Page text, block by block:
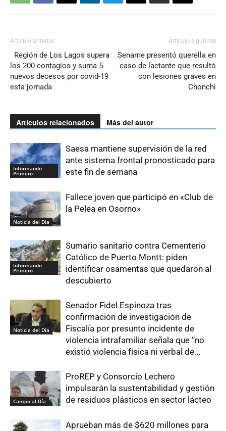
Artículo anterior
Región de Los Lagos supera
los 200 contagios y suma 5
nuevos decesos por covid-19
esta jornada
Artículo siguiente
Sename presentó querella en
caso de lactante que resultó
con lesiones graves en
Chonchi
Artículos relacionados Más del autor
Informando
Primero
Saesa mantiene supervisión de la red
ante sistema frontal pronosticado para
este fin de semana
Noticia del Día
Fallece joven que participó en «Club de
la Pelea en Osorno»
Informando
Primero
Sumario sanitario contra Cementerio
Católico de Puerto Montt: piden
identificar osamentas que quedaron al
descubierto
Noticia del Día
Senador Fidel Espinoza tras
confirmación de investigación de
Fiscalía por presunto incidente de
violencia intrafamiliar señala que “no
existió violencia física ni verbal de...
Campo al Día
ProREP y Consorcio Lechero
impulsarán la sustentabilidad y gestión
de residuos plásticos en sector lácteo
Aprueban más de $620 millones para